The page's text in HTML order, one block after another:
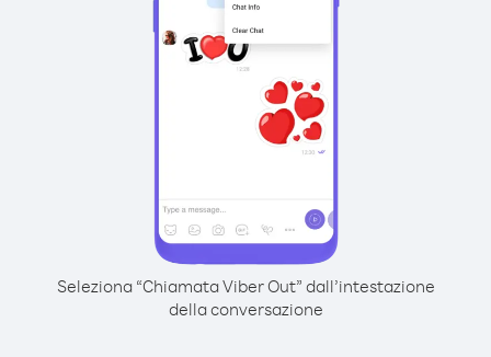
Seleziona “Chiamata Viber Out” dall’intestazione
della conversazione